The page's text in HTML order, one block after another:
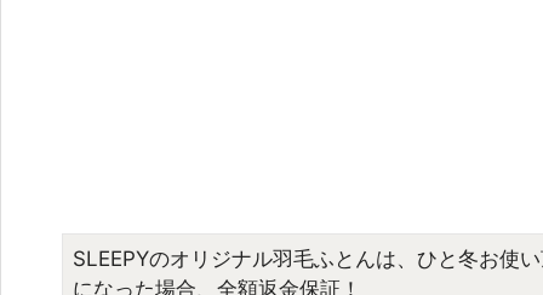
SLEEPYのオリジナル羽毛ふとんは、ひと冬お使
になった場合、全額返金保証！